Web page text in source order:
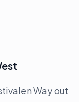
Way out